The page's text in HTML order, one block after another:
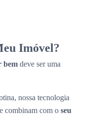
Imóvel?
bem deve ser uma
nossa tecnologia
combinam com o seu